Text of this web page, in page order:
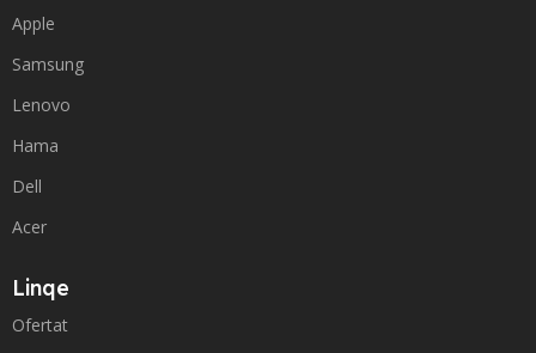
Apple
Samsung
Lenovo
Hama
Dell
Acer
Linqe
Ofertat